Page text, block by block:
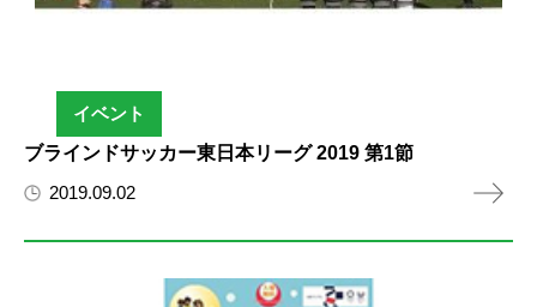
イベント
ブラインドサッカー東日本リーグ 2019 第1節
2019.09.02